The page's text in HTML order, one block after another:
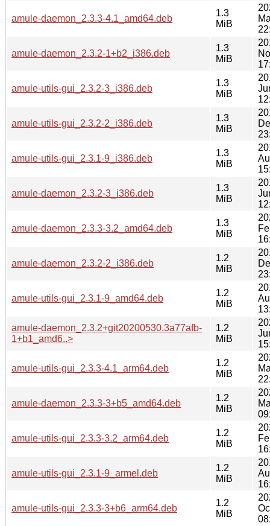
amule-daemon_2.3.3-4.1_amd64.deb
1.3
MiB
amule-daemon_2.3.2-1+b2_i386.deb
1.3
MiB
amule-utils-gui_2.3.2-3_i386.deb
1.3
MiB
amule-utils-gui_2.3.2-2_i386.deb
1.3
MiB
amule-utils-gui_2.3.1-9_i386.deb
1.3
MiB
amule-daemon_2.3.2-3_i386.deb
1.3
MiB
amule-daemon_2.3.3-3.2_amd64.deb
1.3
MiB
amule-daemon_2.3.2-2_i386.deb
1.2
MiB
amule-utils-gui_2.3.1-9_amd64.deb
1.2
MiB
amule-daemon_2.3.2+git20200530.3a77afb-
1+b1_amd6..>
1.2
MiB
amule-utils-gui_2.3.3-4.1_arm64.deb
1.2
MiB
amule-daemon_2.3.3-3+b5_amd64.deb
1.2
MiB
amule-utils-gui_2.3.3-3.2_arm64.deb
1.2
MiB
amule-utils-gui_2.3.1-9_armel.deb
1.2
MiB
amule-utils-gui_2.3.3-3+b6_arm64.deb
1.2
MiB